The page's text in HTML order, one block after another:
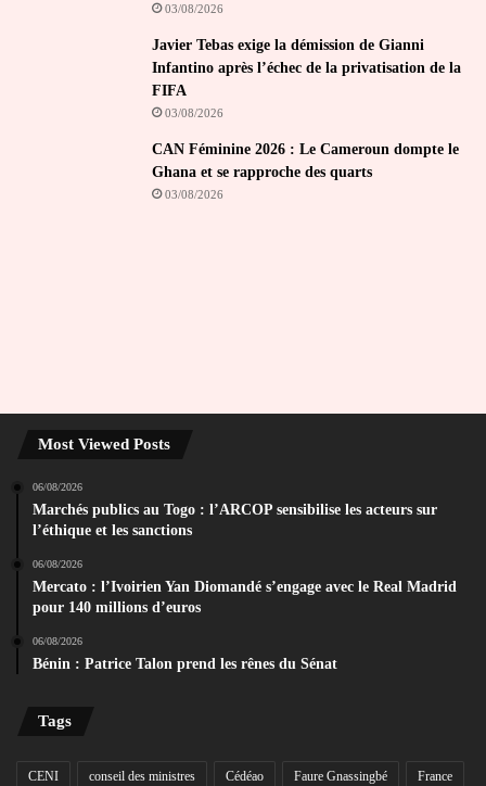
03/08/2026
Javier Tebas exige la démission de Gianni
Infantino après l’échec de la privatisation de la
FIFA
03/08/2026
CAN Féminine 2026 : Le Cameroun dompte le
Ghana et se rapproche des quarts
03/08/2026
Most Viewed Posts
06/08/2026
Marchés publics au Togo : l’ARCOP sensibilise les acteurs sur
l’éthique et les sanctions
06/08/2026
Mercato : l’Ivoirien Yan Diomandé s’engage avec le Real Madrid
pour 140 millions d’euros
06/08/2026
Bénin : Patrice Talon prend les rênes du Sénat
Tags
CENI conseil des ministres Cédéao Faure Gnassingbé France